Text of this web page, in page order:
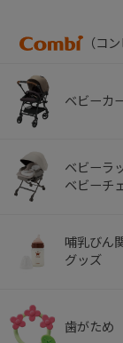
（コン
ベビーカ
ベビーラ
ベビーチ
哺乳びん
グッズ
歯がため